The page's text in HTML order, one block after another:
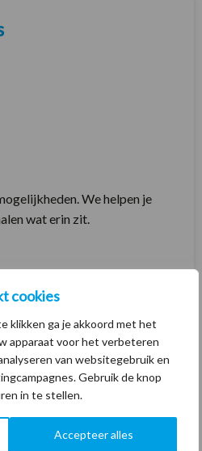
cookies
klikken ga je akkoord met het
apparaat voor het verbeteren
van websitegebruik en
Gebruik de knop
in te stellen.
Accepteer alles
We helpen je
wat erin zit.
vrijblijvend
in je webverkeer. Probeer nu
3 maanden vrij opzegbaar.